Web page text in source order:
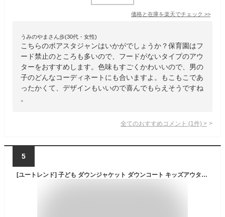
価格と在庫を楽天でチェック >>
うみのやまさん歩(30代・女性)
こちらのボアスタジャンはいかがでしょうか？保育園はフ
ード禁止のところも多いので、フードがないタイプのアウ
ターをおすすめします。色味もすごくかわいいので、男の
子のどんなコーディネートにも合いますよ。もこもこであ
ったかくて、デザインもいいので喜んでもらえそうですね
。
全てのおすすめコメント (1 件) >
5
[ユートレンド] 子ども ダウンジャケット ダウンコート キッズアウター 中綿コート 冬 キッズ 防寒 子供服 アウター 軽量 男の子 ボーイズ 入園 ギフト 164 グレー